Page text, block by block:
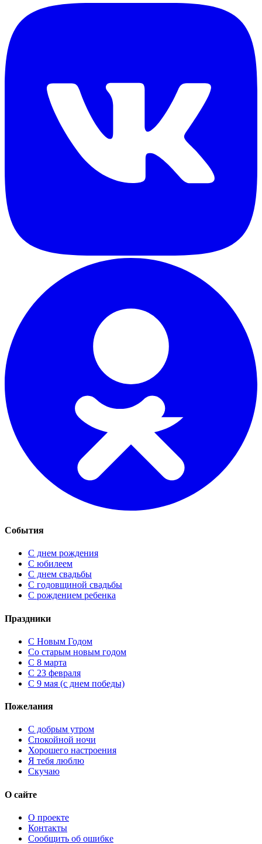
События
С днем рождения
С юбилеем
С днем свадьбы
С годовщиной свадьбы
С рождением ребенка
Праздники
C Новым Годом
Cо старым новым годом
С 8 марта
С 23 февраля
С 9 мая (с днем победы)
Пожелания
С добрым утром
Спокойной ночи
Хорошего настроения
Я тебя люблю
Скучаю
О сайте
О проекте
Контакты
Сообщить об ошибке